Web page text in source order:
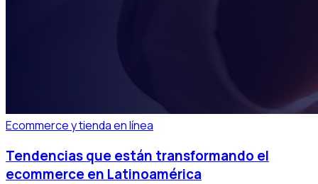
Ecommerce y tienda en línea
Tendencias que están transformando el
ecommerce en Latinoamérica